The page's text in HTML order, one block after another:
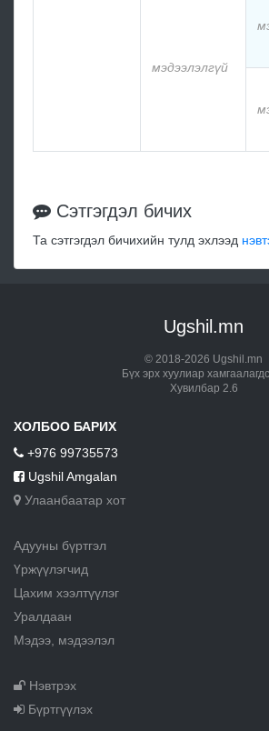
мэдээлэлгүй
Сэтгэгдэл бичих
Та сэтгэгдэл бичихийн тулд эхлээд
Ugshil.mn
© 2018-2026 Ugshil.mn
Бүх эрх хуулиар
Хувилбар 2.6
ХОЛБОО БАРИХ
+976 99735573
Ugshil Amgalan
Улаанбаатар хот
Адууны бүртгэл
Үржүүлэгчид
Цахим хээлтүүлэг
Уралдаан
Мэдээ, мэдээлэл
Нэвтрэх
Бүртгүүлэх